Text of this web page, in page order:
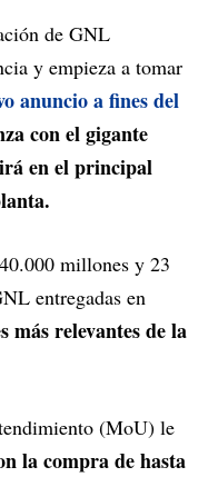
de GNL
y empieza a tomar
anuncio a fines del
con el gigante
en el principal
millones y 23
entregadas en
más relevantes de la
(MoU) le
la compra de hasta